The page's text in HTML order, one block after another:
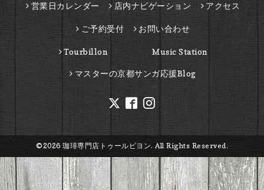
営業日カレンダー 店内ナビゲーション アクセス
ご予約受付 お問い合わせ
Tourbillon Music Station
マスターの京都サンガ応援Blog
©2026 珈琲専門店トゥールビヨン. All Rights Reserved.